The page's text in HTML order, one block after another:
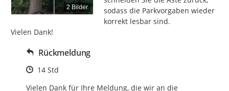
2 Bilder
sodass die Parkvorgaben wieder
korrekt lesbar sind.
Vielen Dank!
Rückmeldung
Zeitpunkt des Erstellens
14 Std
Vielen Dank für Ihre Meldung, die wir an die